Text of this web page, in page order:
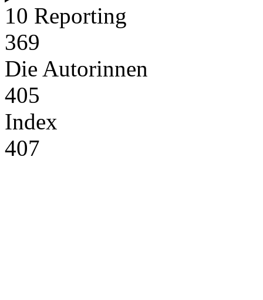
10 Reporting
369
Die Autorinnen
405
Index
407